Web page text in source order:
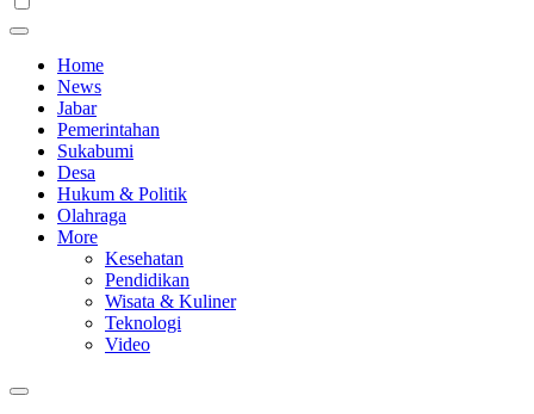
Home
News
Jabar
Pemerintahan
Sukabumi
Desa
Hukum & Politik
Olahraga
More
Kesehatan
Pendidikan
Wisata & Kuliner
Teknologi
Video